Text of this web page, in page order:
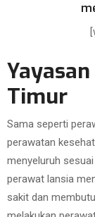
Timur
Sama seperti
perawatan
menyeluruh
perawat lansia
sakit dan